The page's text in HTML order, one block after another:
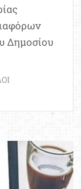
Δημοσίου